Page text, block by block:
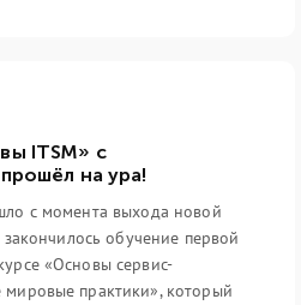
ITSM» с
на ура!
с момента выхода новой
обучение первой
«Основы сервис-
практики», который